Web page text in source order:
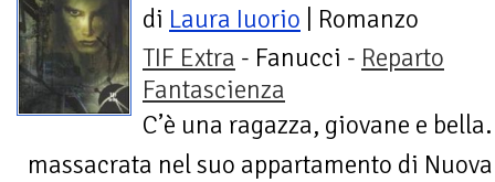
di Laura Iuorio | Romanzo
TIF Extra - Fanucci - Reparto
Fantascienza
C’è una ragazza, giovane e
massacrata nel suo appartamento di